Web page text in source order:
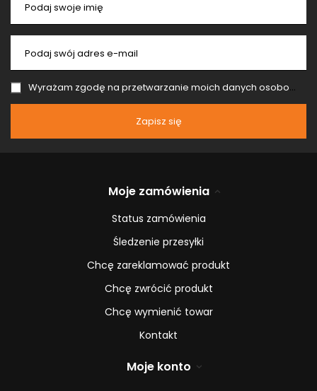
Podaj swoje imię
Podaj swój adres e-mail
Wyrażam zgodę na przetwarzanie moich danych osobowych (adres e-mail) na potrzeby wysyłki newslettera z informacją handlową (marketing). Więcej w
Zapisz się
Moje zamówienia
Status zamówienia
Śledzenie przesyłki
Chcę zareklamować produkt
Chcę zwrócić produkt
Chcę wymienić towar
Kontakt
Moje konto